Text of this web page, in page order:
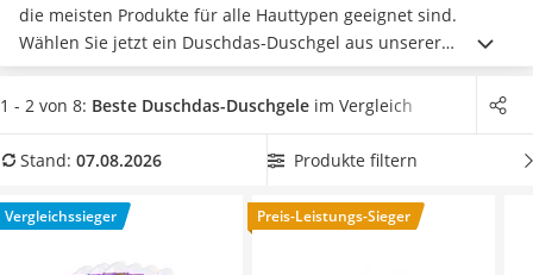
Magnesiumpräparat
Katzenklappe
Nackenmassagegerät
Zeckenschutz Katze
Philips-Sonicare-Zahnbürste
Mineralfutter Pferd
Massagegerät
die meisten Produkte für alle Hauttypen geeignet sind.
Wählen Sie jetzt ein Duschdas-Duschgel aus unserer
Vergleichstabelle,bei dem es sich um ein 2-in-1-Produkt
handelt. Besonders praktisch ist diese Kombination von
sich eine Flasche sparen. Allerdings ist Duschdas-Duschgel
Shampoos für fettiges Haar
. Überzeugt hat uns hier im
August 2026 besonders das ModellDuschdas Winter Feeling
mit seinen Eigenschaften.
1 - 2 von 8: Beste Duschdas-Duschgele im Vergleich
Stand: 07.08.2026 Produkte filtern
Vergleichssieger Preis-Leistungs-Sieger